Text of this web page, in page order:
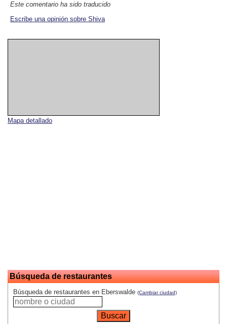
Mapa detallado
Búsqueda de restaurantes
Búsqueda de restaurantes en Eberswalde (Cambiar ciudad)
Este comentario ha sido traducido
Escribe una opinión sobre Shiva